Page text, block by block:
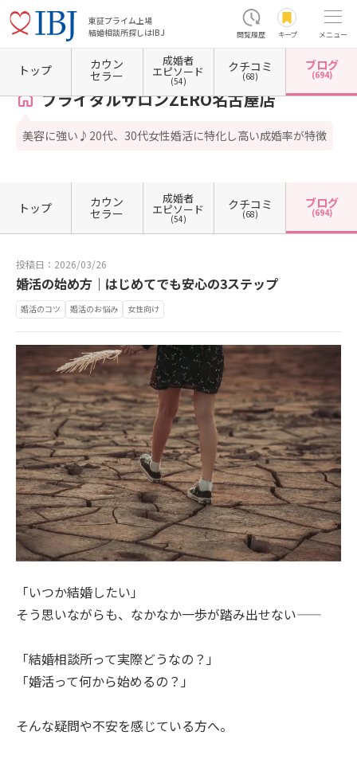
東証プライム上場
結婚相談所探しはIBJ
閲覧履歴 キープ メニュー
ホーム 愛知県の結婚相談所 愛知県名古屋市 愛知県名古屋市中区 愛知県名古屋市中
ブライダルサロンZERO名古屋店
美容に強い♪20代、30代女性婚活に特化し高い成婚率が特徴
トップ カウン
セラー
成婚者
エピソード
(54)
クチコミ
(68)
ブログ
(694)
トップ カウン
セラー
成婚者
エピソード
(54)
クチコミ
(68)
ブログ
(694)
投稿日：2026/03/26
婚活の始め方｜はじめてでも安心の3ステップ
婚活のコツ 婚活のお悩み 女性向け
「いつか結婚したい」
そう思いながらも、なかなか一歩が踏み出せない——
「結婚相談所って実際どうなの？」
「婚活って何から始めるの？」
そんな疑問や不安を感じている方へ。